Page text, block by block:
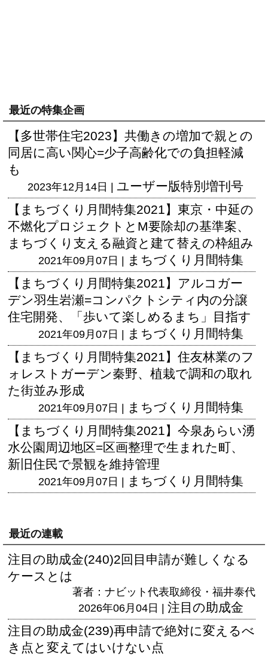
最近の特集企画
【多世帯住宅2023】共働きの増加で親との
同居に高い関心=少子高齢化での負担軽減
も
2023年12月14日 | ユーザー版特別増刊号
【まちづくり月間特集2021】東京・中延の
不燃化プロジェクトとM要除却の基準案、
まちづくり支える融資と建て替えの枠組み
2021年09月07日 | まちづくり月間特集
【まちづくり月間特集2021】アルコガー
デン羽生岩瀬=コンパクトシティ内の分譲
住宅開発、「歩いて楽しめるまち」目指す
2021年09月07日 | まちづくり月間特集
【まちづくり月間特集2021】住友林業のフ
ォレストガーデン秦野、植栽で調和の取れ
た街並み形成
2021年09月07日 | まちづくり月間特集
【まちづくり月間特集2021】今泉あらい湧
水公園周辺地区=区画整理で生まれた町、
新旧住民で景観を維持管理
2021年09月07日 | まちづくり月間特集
最近の連載
注目の助成金(240)2回目申請が難しくなる
ケースとは
著者：ナビット代表取締役・福井泰代
2026年06月04日 | 注目の助成金
注目の助成金(239)再申請で絶対に変えるべ
き点と変えてはいけない点